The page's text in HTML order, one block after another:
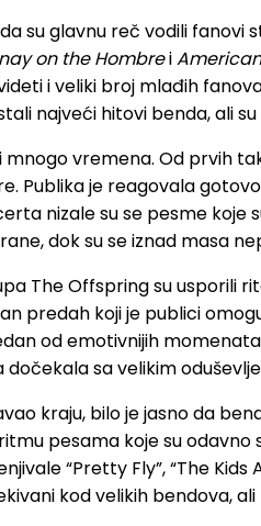
su glavnu reč vodili
on the Hombrei
i veliki broj mlađih
najveći hitovi benda, ali
vremena. Od prvih
Publika je reagovala
nizale su se pesme
dok su se iznad masa
The Offspring su usporili
predah koji je publici
od emotivnijih
sa velikim
kraju, bilo je jasno da
ritmu pesama koje su
“Pretty Fly”, “The Kids
kod velikih bendova,